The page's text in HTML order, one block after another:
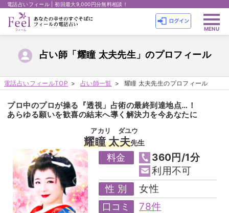
電話占いフィール | 初回最大9,000円分無料相談！
占い師「耀瞳 太夫先生」のプロフィール
電話占いフィールTOP 占い師一覧 耀瞳 太夫先生のプロフィール
プロ中のプロが操る『透視」占術の最終到達地点…！
あらゆる願いを歓喜の結末へ導く解決力を今あなたに
アカリ ダユウ
耀瞳 太夫先生
料金
360円/1分
利用不可
性 別 女性
口コミ 78件